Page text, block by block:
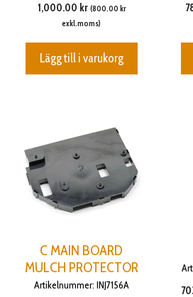
1,000.00 kr (800.00 kr
exkl.moms)
Lägg till i varukorg
C MAIN BOARD
MULCH PROTECTOR
Artikelnummer: INJ7156A